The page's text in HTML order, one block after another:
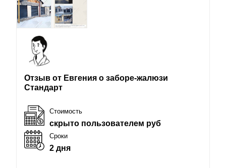
Отзыв от Евгения о заборе-жалюзи
Стандарт
Стоимость
скрыто пользователем руб
Сроки
2 дня